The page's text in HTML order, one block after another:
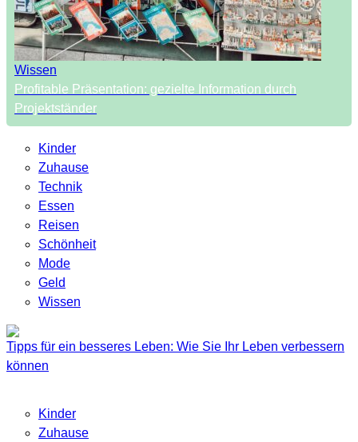
Wissen
Profitable Präsentation: gezielte Information durch
Projektständer
Kinder
Zuhause
Technik
Essen
Reisen
Schönheit
Mode
Geld
Wissen
Tipps für ein besseres Leben: Wie Sie Ihr Leben verbessern
können
Kinder
Zuhause